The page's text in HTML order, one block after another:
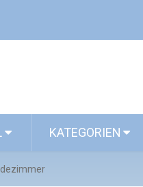
KATEGORIEN